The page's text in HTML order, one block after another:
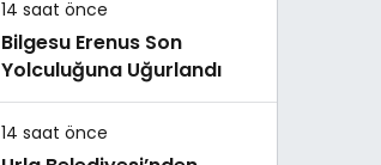
14 saat önce
Bilgesu Erenus Son
Yolculuğuna Uğurlandı
14 saat önce